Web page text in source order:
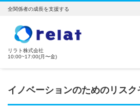
全関係者の成長を支援する
リラト株式会社
10:00~17:00(月〜金)
イノベーションのためのリス